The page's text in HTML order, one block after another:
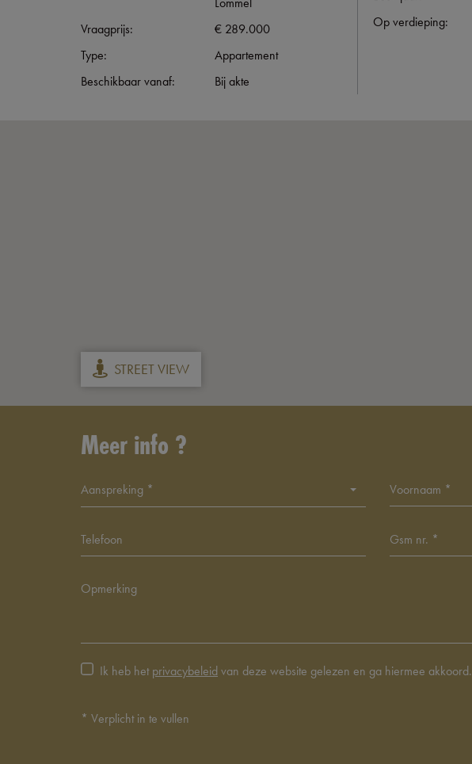
Vraagprijs:
€ 289.000
Type:
Appartement
Beschikbaar vanaf:
Bij akte
Op verdieping:
STREET VIEW
Meer info ?
Aanspreking *
Ik heb hetprivacybeleidvan deze website gelezen en ga hiermee akkoord.
* Verplicht in te vullen